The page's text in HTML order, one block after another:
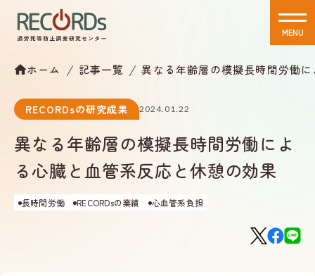
MENU
ホーム 記事一覧 異なる年齢層の模擬長時間労働
RECORDsの研究成果 2024.01.22
異なる年齢層の模擬長時間労働によ
る心臓と血管系反応と休憩の効果
長時間労働 RECORDsの業績 心血管系負担